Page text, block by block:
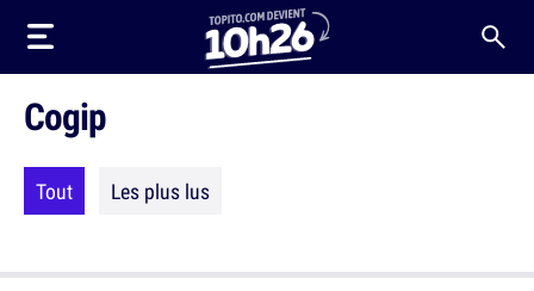
Cogip
Tout Les plus lus